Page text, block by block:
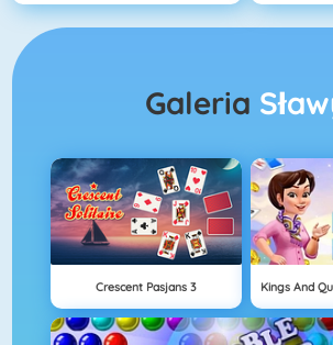
Galeria
Crescent Pasjans 3